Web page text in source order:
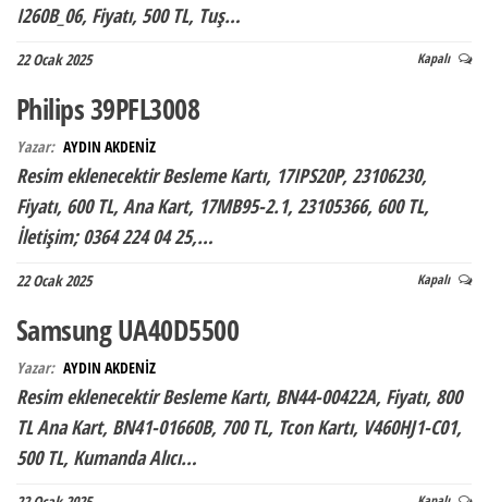
I260B_06, Fiyatı, 500 TL, Tuş…
22 Ocak 2025 Kapalı
Philips 39PFL3008
Yazar: AYDIN AKDENİZ
Resim eklenecektir Besleme Kartı, 17IPS20P, 23106230,
Fiyatı, 600 TL, Ana Kart, 17MB95-2.1, 23105366, 600 TL,
İletişim; 0364 224 04 25,…
22 Ocak 2025 Kapalı
Samsung UA40D5500
Yazar: AYDIN AKDENİZ
Resim eklenecektir Besleme Kartı, BN44-00422A, Fiyatı, 800
TL Ana Kart, BN41-01660B, 700 TL, Tcon Kartı, V460HJ1-C01,
500 TL, Kumanda Alıcı…